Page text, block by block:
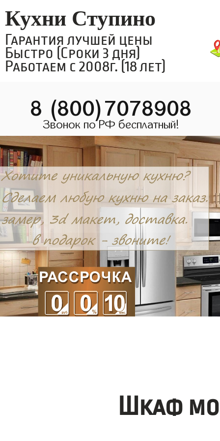
Кухни Ступино
Гарантия лучшей цены
Быстро (Сроки 3 дня)
Работаем с 2008г. (18 лет)
8 (800)7078908
Звонок по РФ бесплатный!
Шкаф